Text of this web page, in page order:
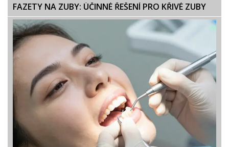
FAZETY NA ZUBY: ÚČINNÉ ŘEŠENÍ PRO KŘIVÉ ZUBY